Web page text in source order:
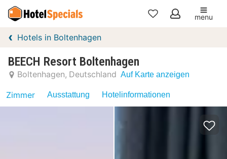
Meine
menu
Hotels in Boltenhagen
BEECH Resort Boltenhagen
Boltenhagen Deutschland Auf Karte anzeigen
Zimmer Ausstattung Hotelinformationen